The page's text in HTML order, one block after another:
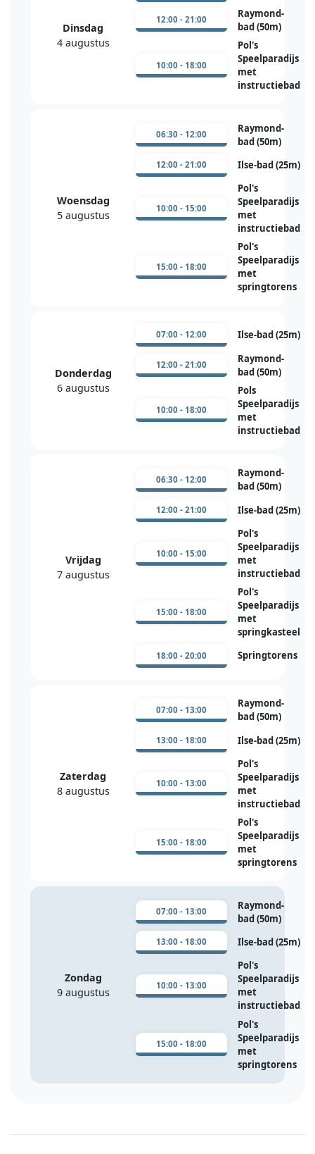
Dinsdag
4 augustus
12:00 - 21:00
Raymond-
bad (50m)
10:00 - 18:00
Pol's
Speelparadijs
met
instructiebad
Woensdag
5 augustus
06:30 - 12:00
Raymond-
bad (50m)
12:00 - 21:00 Ilse-bad (25m)
10:00 - 15:00
Pol's
Speelparadijs
met
instructiebad
15:00 - 18:00
Pol's
Speelparadijs
met
springtorens
Donderdag
6 augustus
07:00 - 12:00 Ilse-bad (25m)
12:00 - 21:00
Raymond-
bad (50m)
10:00 - 18:00
Pols
Speelparadijs
met
instructiebad
Vrijdag
7 augustus
06:30 - 12:00
Raymond-
bad (50m)
12:00 - 21:00 Ilse-bad (25m)
10:00 - 15:00
Pol's
Speelparadijs
met
instructiebad
15:00 - 18:00
Pol's
Speelparadijs
met
springkasteel
18:00 - 20:00 Springtorens
Zaterdag
8 augustus
07:00 - 13:00
Raymond-
bad (50m)
13:00 - 18:00 Ilse-bad (25m)
10:00 - 13:00
Pol's
Speelparadijs
met
instructiebad
15:00 - 18:00
Pol's
Speelparadijs
met
springtorens
Zondag
9 augustus
07:00 - 13:00
Raymond-
bad (50m)
13:00 - 18:00 Ilse-bad (25m)
10:00 - 13:00
Pol's
Speelparadijs
met
instructiebad
15:00 - 18:00
Pol's
Speelparadijs
met
springtorens